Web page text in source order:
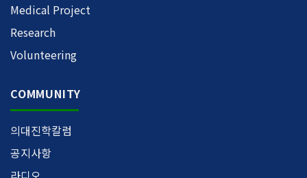
Medical Project
Research
Volunteering
COMMUNITY
의대진학칼럼
공지사항